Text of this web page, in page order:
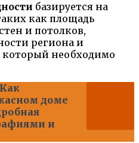
базируется на
как площадь
и потолков,
региона и
необходимо
Как
доме
и